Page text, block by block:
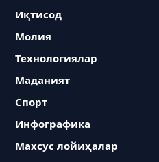
Иқтисод
Молия
Технологиялар
Маданият
Спорт
Инфографика
Махсус лойиҳалар